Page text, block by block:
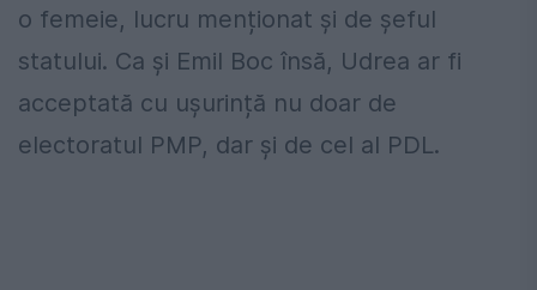
o femeie, lucru menționat și de șeful
statului. Ca și Emil Boc însă, Udrea ar fi
acceptată cu ușurință nu doar de
electoratul PMP, dar și de cel al PDL.